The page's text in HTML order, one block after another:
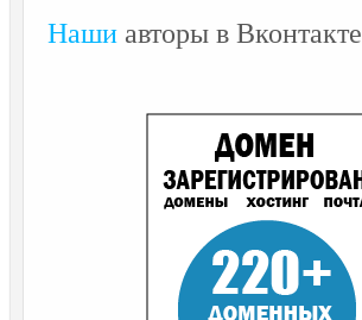
Наши авторы в Вконтакте